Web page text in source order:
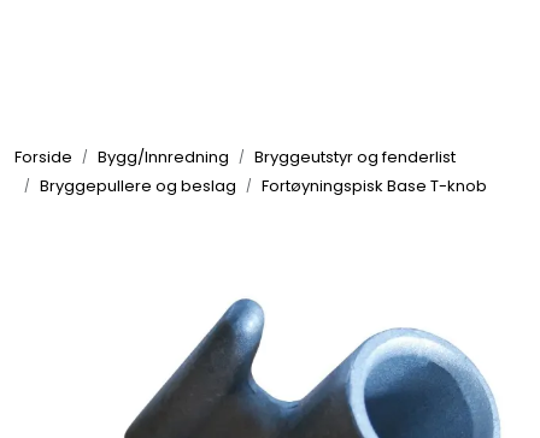
Forside Bygg/Innredning
Bryggeutstyr og fenderlist
Bryggepullere og beslag
Fortøyningspisk Base T-knob
Elektrisk